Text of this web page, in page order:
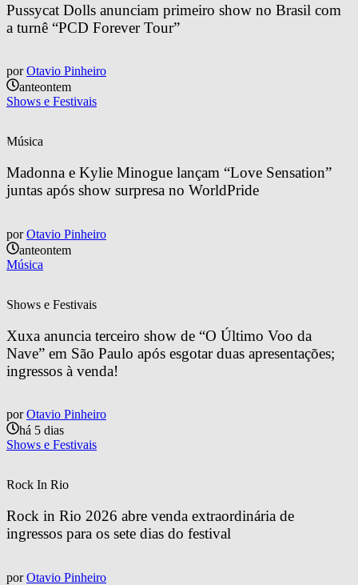
Pussycat Dolls anunciam primeiro show no Brasil com
a turnê “PCD Forever Tour”
por Otavio Pinheiro
anteontem
Shows e Festivais
Música
Madonna e Kylie Minogue lançam “Love Sensation”
juntas após show surpresa no WorldPride
por Otavio Pinheiro
anteontem
Música
Shows e Festivais
Xuxa anuncia terceiro show de “O Último Voo da
Nave” em São Paulo após esgotar duas apresentações;
ingressos à venda!
por Otavio Pinheiro
há 5 dias
Shows e Festivais
Rock In Rio
Rock in Rio 2026 abre venda extraordinária de
ingressos para os sete dias do festival
por Otavio Pinheiro